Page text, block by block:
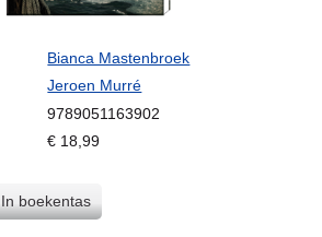
Bianca Mastenbroek
Jeroen Murré
9789051163902
€ 18,99
In boekentas